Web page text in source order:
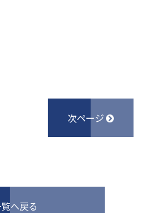
次ページ
へ戻る